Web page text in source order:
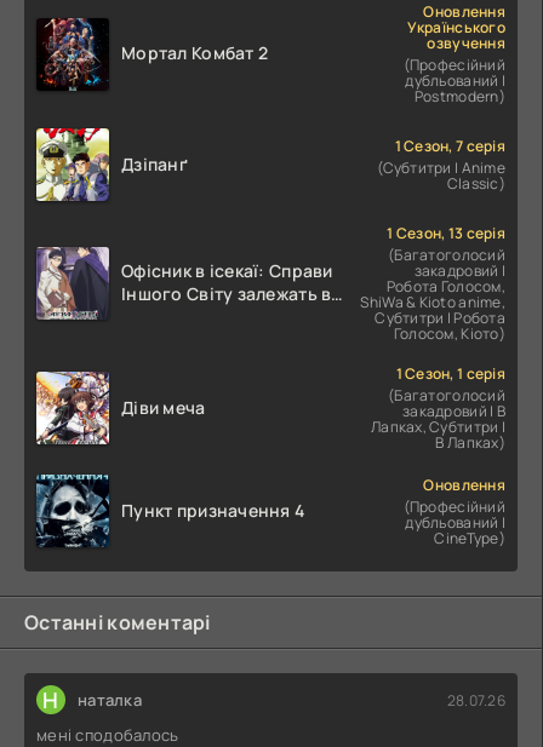
Мортал Комбат 2
Оновлення
Українського
озвучення
(Професійний
дубльований |
Postmodern)
Дзіпанґ
1 Сезон, 7 серія
(Субтитри | Anime
Classic)
Офісник в ісекаї: Справи
Іншого Світу залежать від
1 Сезон, 13 серія
(Багатоголосий
закадровий |
Робота Голосом,
ShiWa & Kioto anime,
Субтитри | Робота
Голосом, Кіото)
Діви меча
1 Сезон, 1 серія
(Багатоголосий
закадровий | В
Лапках, Субтитри |
В Лапках)
Пункт призначення 4
Оновлення
(Професійний
дубльований |
CineType)
Останні коментарі
Н наталка 28.07.26
мені сподобалось